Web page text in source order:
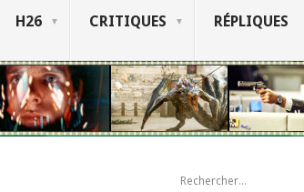
H26 CRITIQUES RÉPLIQUES